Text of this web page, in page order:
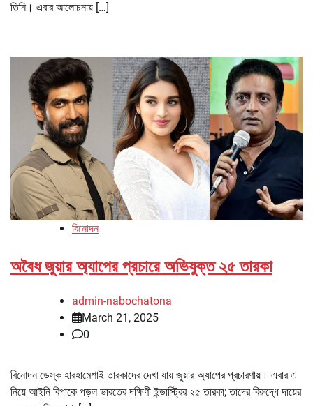
তিনি। এবার আলোচনায় […]
বিনোদন
অবৈধ জুয়ার অ্যাপের প্রচারে অভিযুক্ত ২৫ তারকা
admin-nabochatona
March 21, 2025
0
বিনোদন ডেস্ক হারহামেশাই তারকাদের দেখা যায় জুয়ার অ্যাপের প্রচারণায়। এবার এ
নিয়ে আইনি বিপাকে পড়ল ভারতের দক্ষিণী ইন্ডাস্ট্রির ২৫ তারকা; তাদের বিরুদ্ধে দায়ের